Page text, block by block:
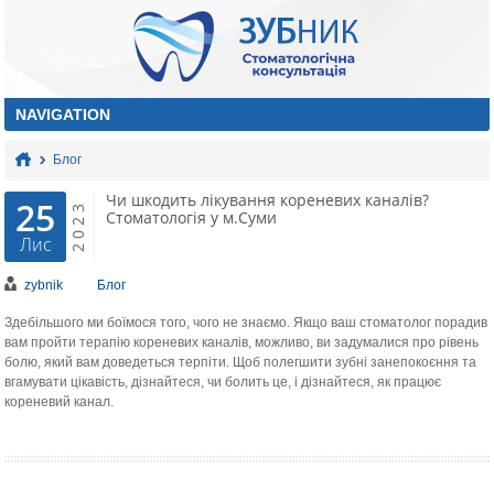
Блог
25
Лис 2023
Чи шкодить лікування кореневих каналів?
Стоматологія у м.Суми
zybnik Блог
Здебільшого ми боїмося того, чого не знаємо. Якщо ваш стоматолог порадив
вам пройти терапію кореневих каналів, можливо, ви задумалися про рівень
болю, який вам доведеться терпіти. Щоб полегшити зубні занепокоєння та
вгамувати цікавість, дізнайтеся, чи болить це, і дізнайтеся, як працює
кореневий канал.